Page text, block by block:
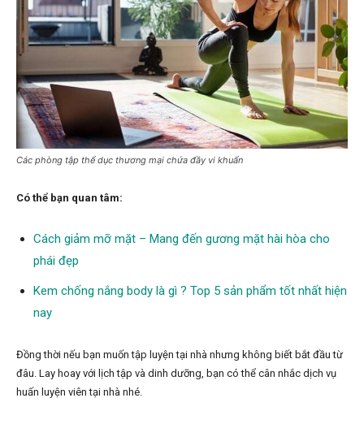
Các phòng tập thể dục thương mại chứa đầy vi khuẩn
Có thể bạn quan tâm:
Cách giảm mỡ mặt – Mang đến gương mặt hài hòa cho
phái đẹp
Kem chống nắng body là gì ? Top 5 sản phẩm tốt nhất hiện
nay
Đồng thời nếu bạn muốn tập luyện tại nhà nhưng không biết bắt đầu từ
đâu. Lay hoay với lịch tập và dinh dưỡng, bạn có thể cân nhắc dịch vụ
huấn luyện viên tại nhà nhé.